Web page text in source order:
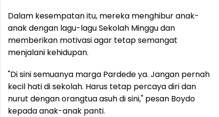
Dalam kesempatan itu, mereka menghibur anak-
anak dengan lagu-lagu Sekolah Minggu dan
memberikan motivasi agar tetap semangat
menjalani kehidupan.
"Di sini semuanya marga Pardede ya. Jangan pernah
kecil hati di sekolah. Harus tetap percaya diri dan
nurut dengan orangtua asuh di sini," pesan Boydo
kepada anak-anak panti.